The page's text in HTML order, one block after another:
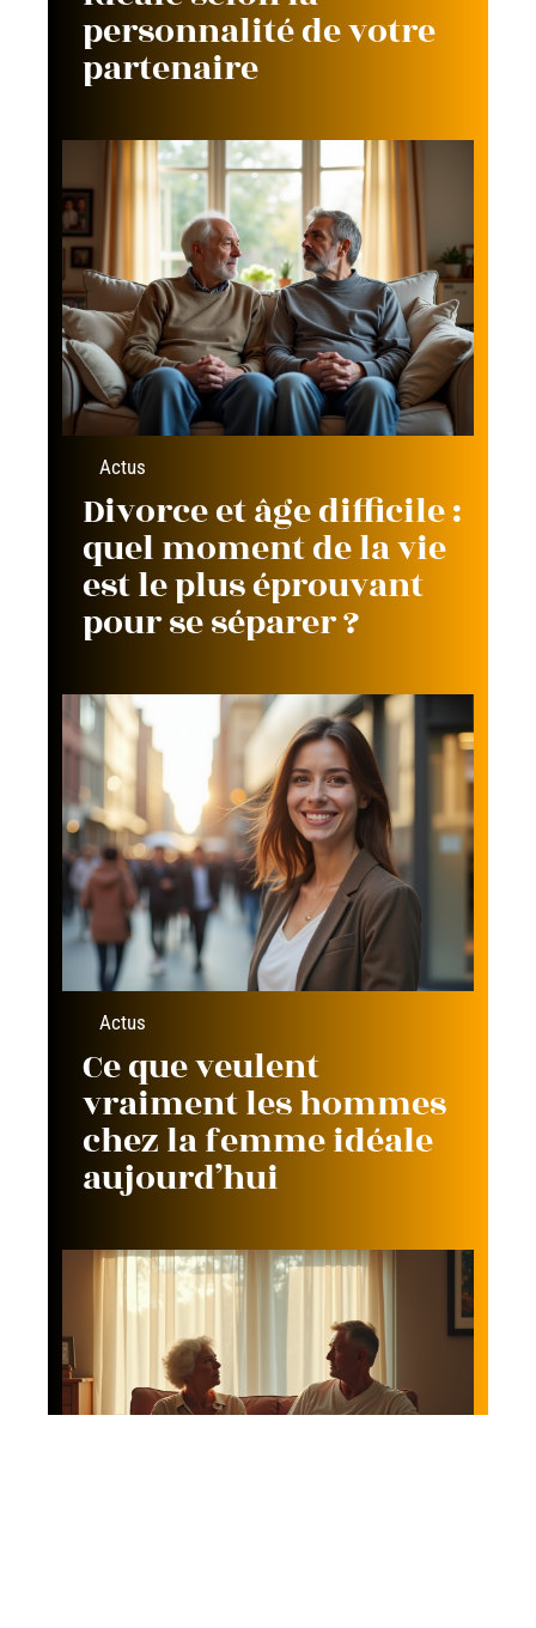
personnalité de votre
partenaire
Actus
Divorce et âge difficile :
quel moment de la vie
est le plus éprouvant
pour se séparer ?
Actus
Ce que veulent
vraiment les hommes
chez la femme idéale
aujourd’hui